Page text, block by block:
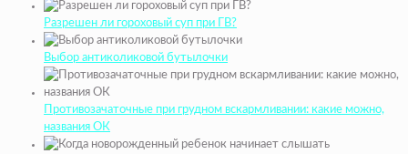
Разрешен ли гороховый суп при ГВ?
Выбор антиколиковой бутылочки
Противозачаточные при грудном вскармливании: какие можно,
названия ОК